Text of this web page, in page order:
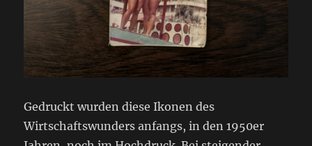
Gedruckt wurden diese Ikonen des
Wirtschaftswunders anfangs, in den 1950er